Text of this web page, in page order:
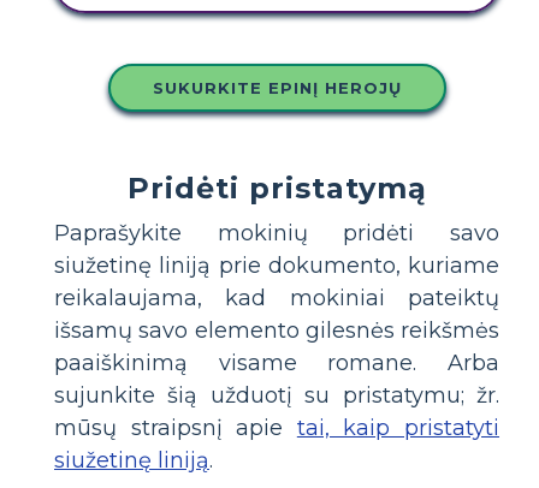
SUKURKITE EPINĮ HEROJŲ
Pridėti pristatymą
Paprašykite mokinių pridėti savo
siužetinę liniją prie dokumento, kuriame
reikalaujama, kad mokiniai pateiktų
išsamų savo elemento gilesnės reikšmės
paaiškinimą visame romane. Arba
sujunkite šią užduotį su pristatymu; žr.
mūsų straipsnį apie tai, kaip pristatyti
siužetinę liniją.